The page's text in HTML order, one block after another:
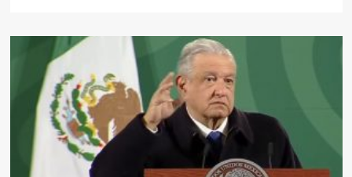
AMLO
otorgará
a
Ricardo
Ravelo
tras
reportaje
sobre